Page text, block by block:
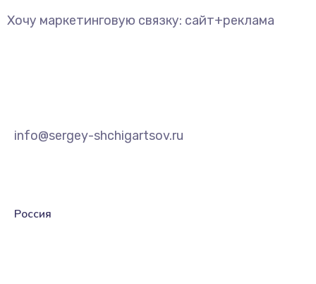
Хочу маркетинговую связку: сайт+реклама
info@sergey-shchigartsov.ru
Россия